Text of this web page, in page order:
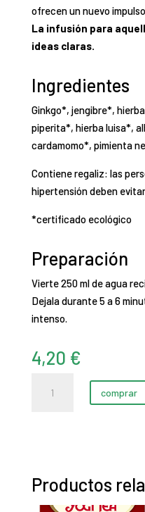
ofrecen un nuevo
La infusión para
ideas claras.
Ingredientes
Ginkgo*, jengibre*,
piperita*, hierba luisa*,
cardamomo*, pimienta
Contiene regaliz: las
hipertensión deben
*certificado ecológico
Preparación
Vierte 250 ml de agua
Dejala durante 5 a 6
intenso.
4,20 €
cantidad
comprar
Productos